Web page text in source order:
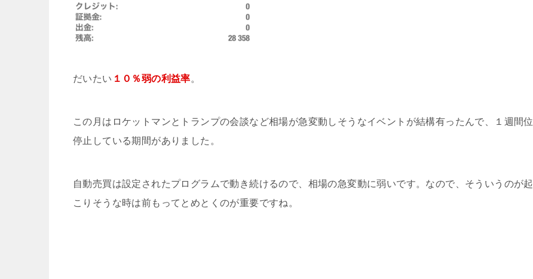
だいたい １０％弱の利益率。
この月はロケットマンとトランプの会談など相場が急変動しそうなイベントが結構有ったんで、１週間位
停止している期間がありました。
自動売買は設定されたプログラムで動き続けるので、相場の急変動に弱いです。なので、そういうのが起
こりそうな時は前もってとめとくのが重要ですね。